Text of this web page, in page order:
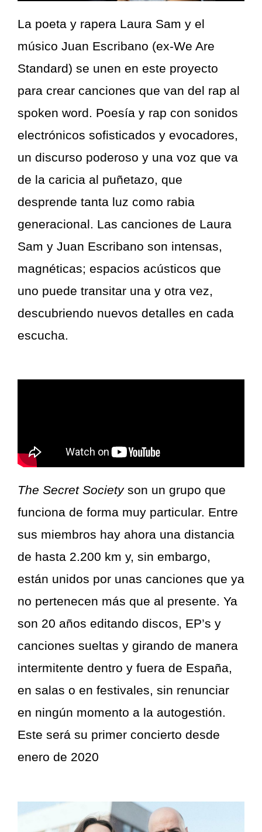
La poeta y rapera Laura Sam y el
músico Juan Escribano (ex-We Are
Standard) se unen en este proyecto
para crear canciones que van del rap al
spoken word. Poesía y rap con sonidos
electrónicos sofisticados y evocadores,
un discurso poderoso y una voz que va
de la caricia al puñetazo, que
desprende tanta luz como rabia
generacional. Las canciones de Laura
Sam y Juan Escribano son intensas,
magnéticas; espacios acústicos que
uno puede transitar una y otra vez,
descubriendo nuevos detalles en cada
escucha.
The Secret Societyson un grupo que
funciona de forma muy particular. Entre
sus miembros hay ahora una distancia
de hasta 2.200 km y, sin embargo,
están unidos por unas canciones que ya
no pertenecen más que al presente. Ya
son 20 años editando discos, EP’s y
canciones sueltas y girando de manera
intermitente dentro y fuera de España,
en salas o en festivales, sin renunciar
en ningún momento a la autogestión.
Este será su primer concierto desde
enero de 2020